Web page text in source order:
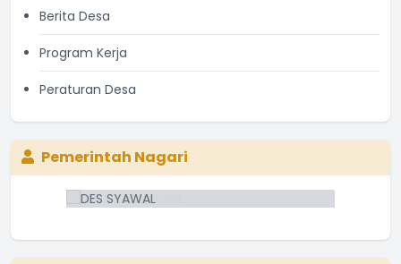
Berita Desa
Program Kerja
Peraturan Desa
Pemerintah Nagari